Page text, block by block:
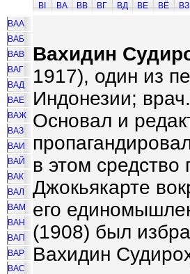
ВI
ВА ВВ ВГ ВД ВЕ ВЁ ВЗ
ВАА
ВАБ
ВАВ
ВАГ
ВАД
ВАЕ
ВАЖ
ВАЗ
ВАИ
ВАЙ
ВАК
ВАЛ
ВАМ
ВАН
ВАП
ВАР
ВАС
Вахидин
1917), один из
Индонезии;
Основал и
в этом
Джокьякарте
его
(1908) был
Вахидин